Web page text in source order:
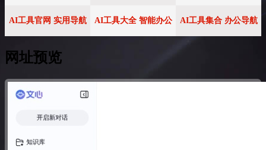
AI工具官网 实用导航 AI工具大全 智能办公 AI工具集合 办公导航
网址预览